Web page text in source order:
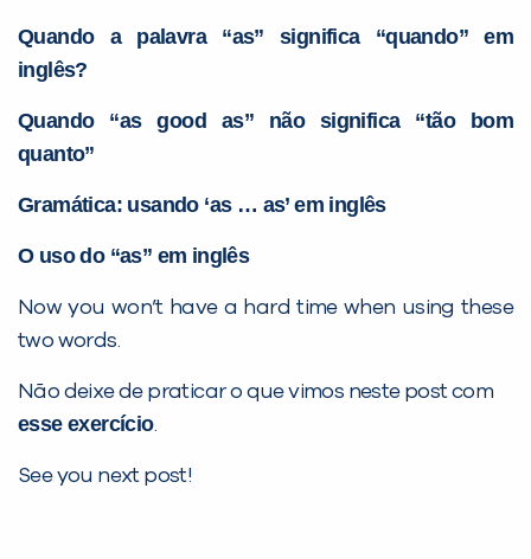
Quando a palavra “as” significa “quando” em
inglês?
Quando “as good as” não significa “tão bom
quanto”
Gramática: usando ‘as … as’ em inglês
O uso do “as” em inglês
Now you won’t have a hard time when using these
two words.
Não deixe de praticar o que vimos neste post com
esse exercício.
See you next post!